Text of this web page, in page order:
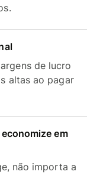
de lucro
altas ao pagar
em
não importa a